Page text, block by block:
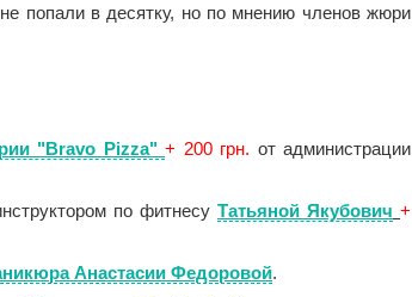
попали в десятку, но по мнению членов жюри
"Bravo Pizza"+ 200 грн. от администрации
по фитнесу Татьяной Якубович +
Анастасии Федоровой.